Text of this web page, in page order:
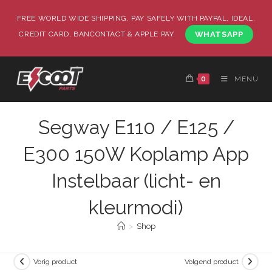
FREE WORLD WIDE SHIPPING, PAY SAFELY WITH PAYPAL, IDEAL,
CREDIT CARD, BANCONTACT & APPLE PAY.
WHATSAPP
0 MENU
Segway E110 / E125 /
E300 150W Koplamp App
Instelbaar (licht- en
kleurmodi)
> Shop
Vorig product Volgend product